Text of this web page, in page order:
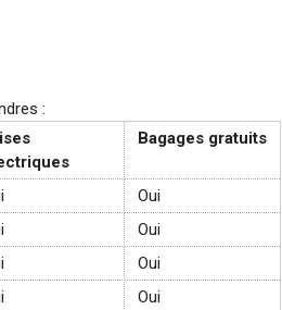
:
Bagages gratuits
Oui
Oui
Oui
Oui